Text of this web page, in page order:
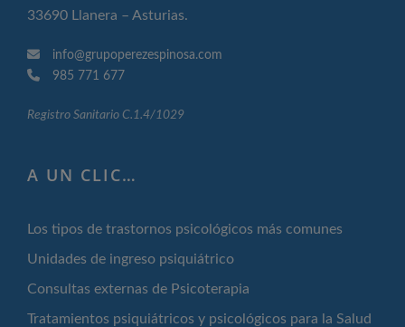
33690 Llanera – Asturias.
info@grupoperezespinosa.com
985 771 677
Registro Sanitario C.1.4/1029
A UN CLIC…
Los tipos de trastornos psicológicos más comunes
Unidades de ingreso psiquiátrico
Consultas externas de Psicoterapia
Tratamientos psiquiátricos y psicológicos para la Salud